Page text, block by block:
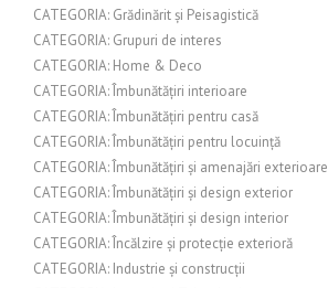
CATEGORIA: Grădinărit și Peisagistică
CATEGORIA: Grupuri de interes
CATEGORIA: Home & Deco
CATEGORIA: Îmbunătățiri interioare
CATEGORIA: Îmbunătățiri pentru casă
CATEGORIA: Îmbunătățiri pentru locuință
CATEGORIA: Îmbunătățiri și amenajări exterioare
CATEGORIA: Îmbunătățiri și design exterior
CATEGORIA: Îmbunătățiri și design interior
CATEGORIA: Încălzire și protecție exterioră
CATEGORIA: Industrie și construcții